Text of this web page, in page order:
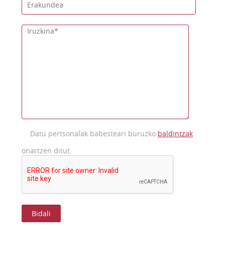
Datu pertsonalak babesteari buruzko baldintzak
onartzen ditut.